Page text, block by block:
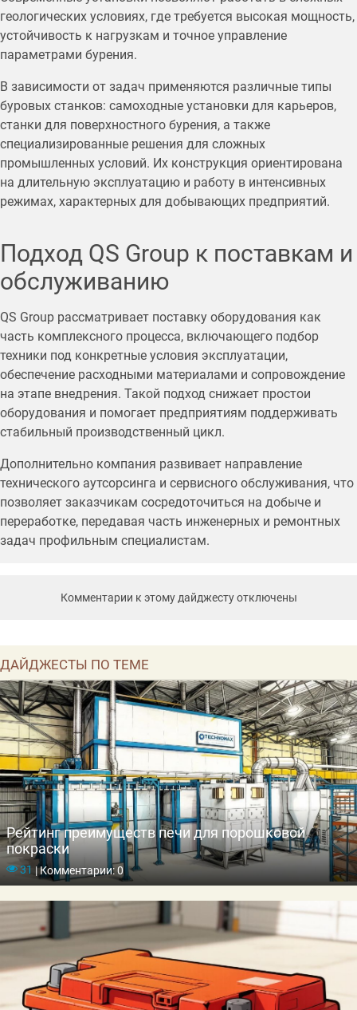
геологических условиях, где требуется высокая мощность,
устойчивость к нагрузкам и точное управление
параметрами бурения.
В зависимости от задач применяются различные типы
буровых станков: самоходные установки для карьеров,
станки для поверхностного бурения, а также
специализированные решения для сложных
промышленных условий. Их конструкция ориентирована
на длительную эксплуатацию и работу в интенсивных
режимах, характерных для добывающих предприятий.
Подход QS Group к поставкам и
обслуживанию
QS Group рассматривает поставку оборудования как
часть комплексного процесса, включающего подбор
техники под конкретные условия эксплуатации,
обеспечение расходными материалами и сопровождение
на этапе внедрения. Такой подход снижает простои
оборудования и помогает предприятиям поддерживать
стабильный производственный цикл.
Дополнительно компания развивает направление
технического аутсорсинга и сервисного обслуживания, что
позволяет заказчикам сосредоточиться на добыче и
переработке, передавая часть инженерных и ремонтных
задач профильным специалистам.
Комментарии к этому дайджесту отключены
ДАЙДЖЕСТЫ ПО ТЕМЕ
Рейтинг преимуществ печи для порошковой
покраски
31 |Комментарии: 0